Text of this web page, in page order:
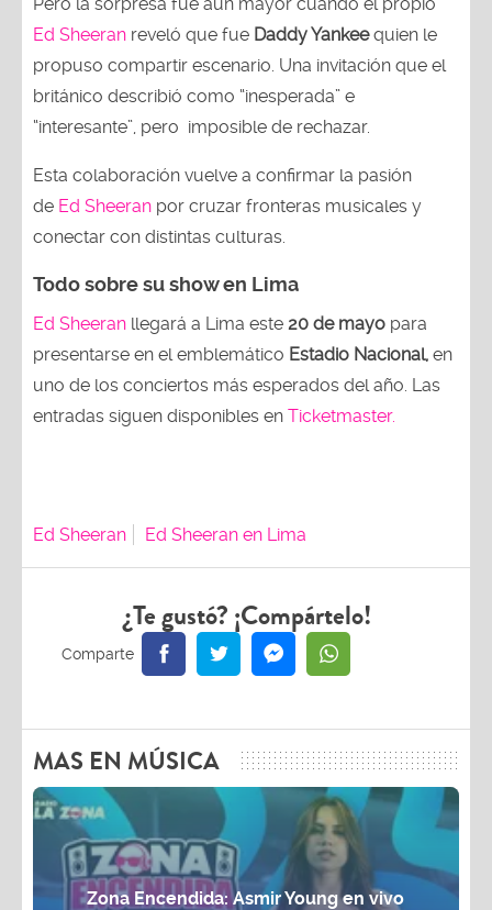
Ed Sheeran reveló que fue Daddy Yankeequien le
propuso compartir escenario. Una invitación que el
británico describió como “inesperada” e
“interesante”, pero imposible de rechazar.
Esta colaboración vuelve a confirmar la pasión
de Ed Sheeran por cruzar fronteras musicales y
conectar con distintas culturas.
Todo sobre su show en Lima
Ed Sheeran llegará a Lima este 20 de mayo para
presentarse en el emblemático Estadio Nacional, en
uno de los conciertos más esperados del año. Las
entradas siguen disponibles en Ticketmaster.
Ed Sheeran Ed Sheeran en Lima
¿Te gustó? ¡Compártelo!
MAS EN MÚSICA
Zona Encendida: Asmir Young en vivo